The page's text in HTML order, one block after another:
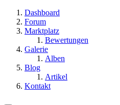
Dashboard
Forum
Marktplatz
Bewertungen
Galerie
Alben
Blog
Artikel
Kontakt